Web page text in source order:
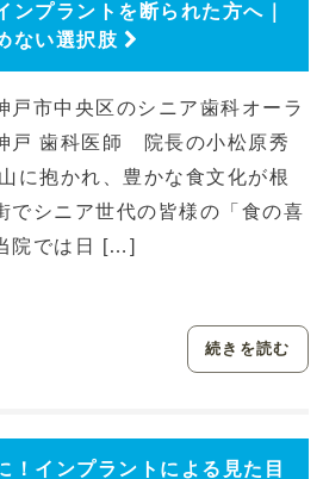
ンプラントを断られた方へ｜
ない選択肢
戸市中央区のシニア歯科オーラ
戸 歯科医師 院長の小松原秀
に抱かれ、豊かな食文化が根
でシニア世代の皆様の「食の喜
院では日 […]
続きを読む
！インプラントによる見た目